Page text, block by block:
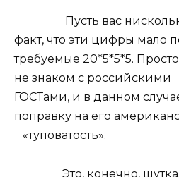
Пусть вас нисколько
факт, что эти цифры
требуемые 20*5*5*5.
не знаком с
ГОСТами, и в данном
поправку на его
«туповатость».
Это, конечно, шутка.